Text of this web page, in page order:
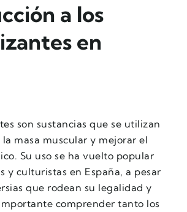
a los
en
son sustancias que se utilizan
masa muscular y mejorar el
Su uso se ha vuelto popular
y culturistas en España, a pesar
que rodean su legalidad y
comprender tanto los